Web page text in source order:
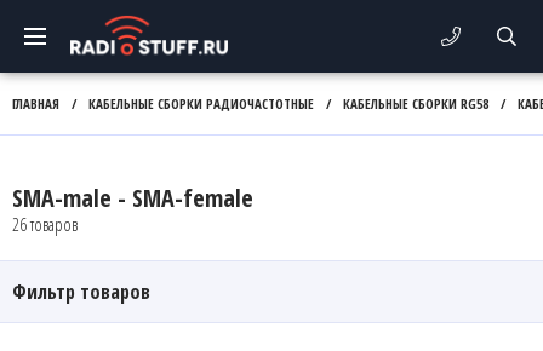
ГЛАВНАЯ / КАБЕЛЬНЫЕ СБОРКИ РАДИОЧАСТОТНЫЕ / КАБЕЛЬНЫЕ СБОРКИ RG58 /
SMA-male - SMA-female
26 товаров
Фильтр товаров